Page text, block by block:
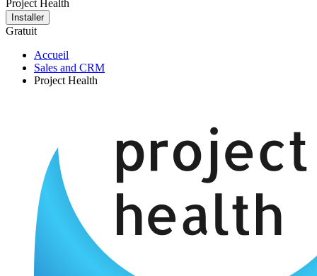
Project Health
Installer
Gratuit
Accueil
Sales and CRM
Project Health